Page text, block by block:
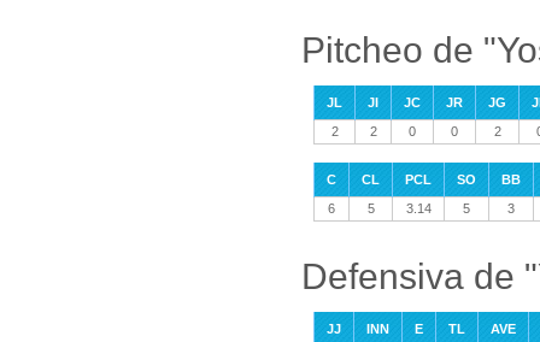
Pitcheo de
JL JI JC JR JG
2
2 0 0 2
C CL PCL SO
BB
6
5 3.14 5 3
Defensiva de
JJ INN E TL
AVE